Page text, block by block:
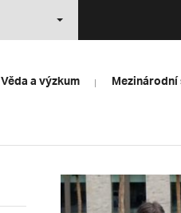
Věda a výzkum